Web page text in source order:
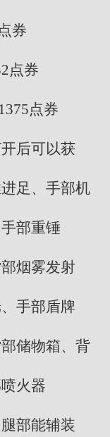
券
点券
点券
后可以获
足、手部机
部重锤
烟雾发射
手部盾牌
储物箱、背
火器
部能辅装